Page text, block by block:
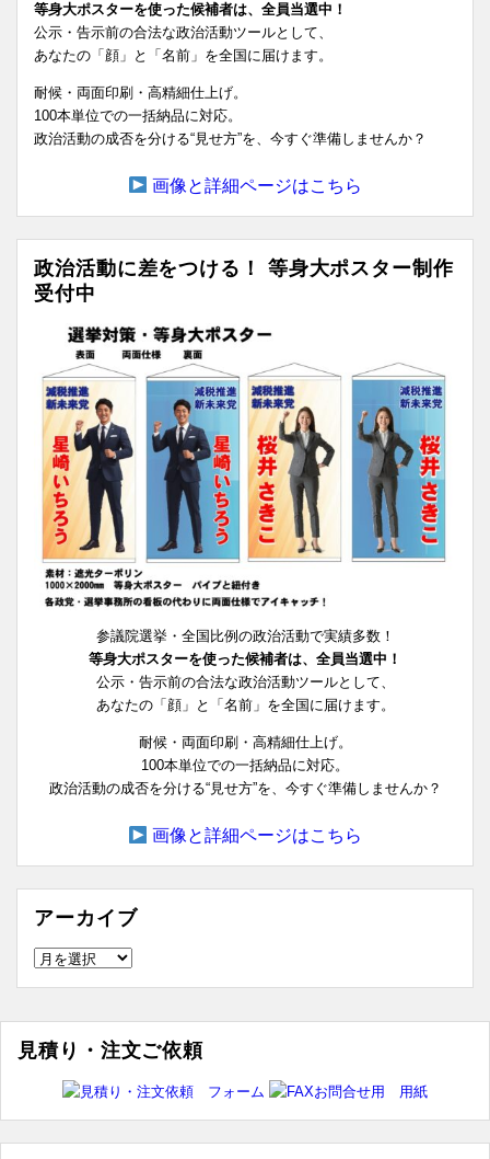
等身大ポスターを使った候補者は、全員当選中！
公示・告示前の合法な政治活動ツールとして、
あなたの「顔」と「名前」を全国に届けます。
耐候・両面印刷・高精細仕上げ。
100本単位での一括納品に対応。
政治活動の成否を分ける“見せ方”を、今すぐ準備しませんか？
画像と詳細ページはこちら
政治活動に差をつける！ 等身大ポスター制作
受付中
参議院選挙・全国比例の政治活動で実績多数！
等身大ポスターを使った候補者は、全員当選中！
公示・告示前の合法な政治活動ツールとして、
あなたの「顔」と「名前」を全国に届けます。
耐候・両面印刷・高精細仕上げ。
100本単位での一括納品に対応。
政治活動の成否を分ける“見せ方”を、今すぐ準備しませんか？
画像と詳細ページはこちら
アーカイブ
ア
ブ
見積り・注文ご依頼